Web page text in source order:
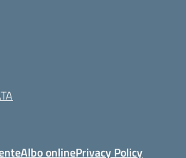
Albo onlinePrivacy Policy